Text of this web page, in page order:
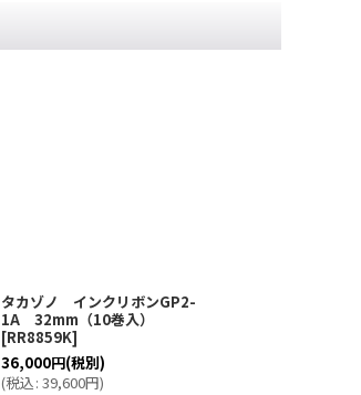
タカゾノ インクリボンGP2-
1A 32mm（10巻入）
[RR8859K]
36,000円(税別)
(税込: 39,600円)